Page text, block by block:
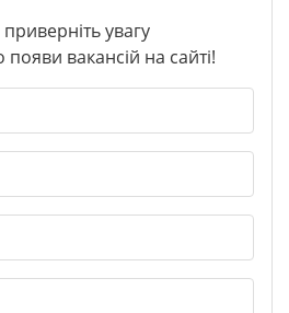
увагу
вакансій на сайті!